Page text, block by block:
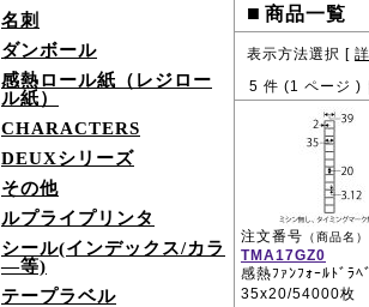
名刺
ダンボール
感熱ロール紙（レジロー
ル紙）
CHARACTERS
DEUXシリーズ
その他
ルプライプリンタ
シール(インデックス/カラ
―等)
テープラベル
■ 商品一覧
表示方法選択 [
5 件 (1 ページ )
注文番号 （商品名）
TMA17GZ0
感熱ﾌｧﾝﾌｫｰﾙﾄﾞﾗﾍ
35x20/54000枚